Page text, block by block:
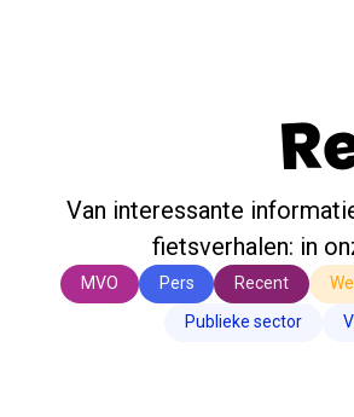
Van interessante
fietsverhalen: in
MVO Pers Recent
Publieke sector